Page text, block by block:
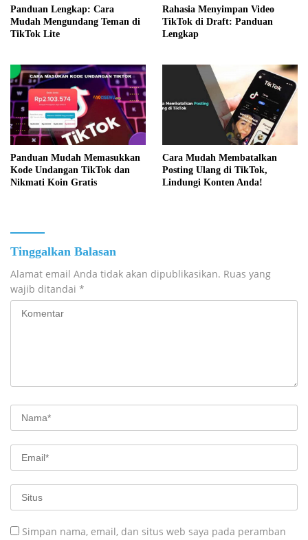
Panduan Lengkap: Cara
Mudah Mengundang Teman di
TikTok Lite
Rahasia Menyimpan Video
TikTok di Draft: Panduan
Lengkap
Panduan Mudah Memasukkan
Kode Undangan TikTok dan
Nikmati Koin Gratis
Cara Mudah Membatalkan
Posting Ulang di TikTok,
Lindungi Konten Anda!
Tinggalkan Balasan
Alamat email Anda tidak akan dipublikasikan. Ruas yang
wajib ditandai *
Simpan nama, email, dan situs web saya pada peramban